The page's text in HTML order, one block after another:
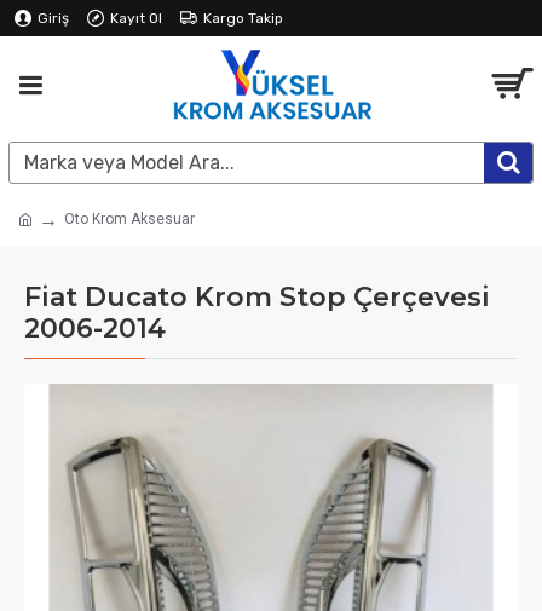
Giriş Kayıt Ol Kargo Takip
Oto Krom Aksesuar
Fiat Ducato Krom Stop Çerçevesi
2006-2014